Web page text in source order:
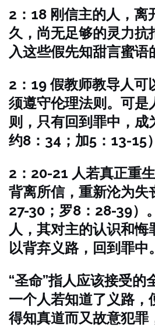
2：18 刚信主的人，离
久，尚无足够的灵力抗
入这些假先知甜言蜜语
2：19 假教师教导人可
须遵守伦理法则。可是
则，只有回到罪中，成
约8：34；加5：13-15
2：20-21 人若真正重
背离所信，重新沦为失
27-30；罗8：28-39）
人，其对主的认识和悔
以背弃义路，回到罪中。
“圣命”指人应该接受的
一个人若知道了义路，
得知真道而又故意犯罪